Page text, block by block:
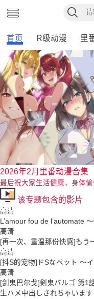
首页 R级动漫 里
2026年2月里番动漫合集
最后祝大家生活健康，身体愉
该专题包含的影片
高清
L’amour fou de l’automate
高清
[再一次、重温那份快感]もう
高清
[抖S的宠物]ドSなペット ～
高清
[剑鬼巴尔戈]剣鬼バルゴ 第1
生ハメ中出しされちゃいます